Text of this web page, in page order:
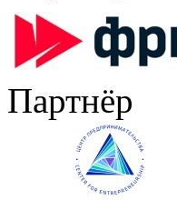
Партнёр